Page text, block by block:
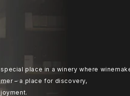
place in a winery where
– a place for discovery,